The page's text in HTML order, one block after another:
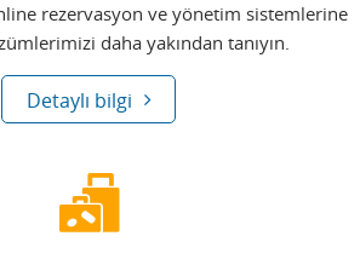
rezervasyon ve yönetim sistemlerine
daha yakından tanıyın.
Detaylı bilgi